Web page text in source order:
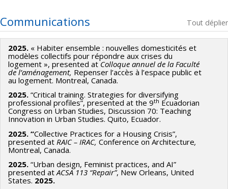
Communications Tout déplier
2025. « Habiter ensemble : nouvelles domesticités et
modèles collectifs pour répondre aux crises du
logement », presented atColloque annuel de la Faculté
de l’aménagement, Repenser l’accès à l’espace public et
au logement. Montreal, Canada.
2025. “Critical training. Strategies for diversifying
professional profiles”, presented at the 9th Ecuadorian
Congress on Urban Studies, Discussion 70: Teaching
Innovation in Urban Studies. Quito, Ecuador.
2025. “Collective Practices for a Housing Crisis”,
presented at RAIC – IRAC, Conference on Architecture,
Montreal, Canada.
2025. “Urban design, Feminist practices, and AI”
presented atACSA 113 “Repair”, New Orleans, United
States. 2025.